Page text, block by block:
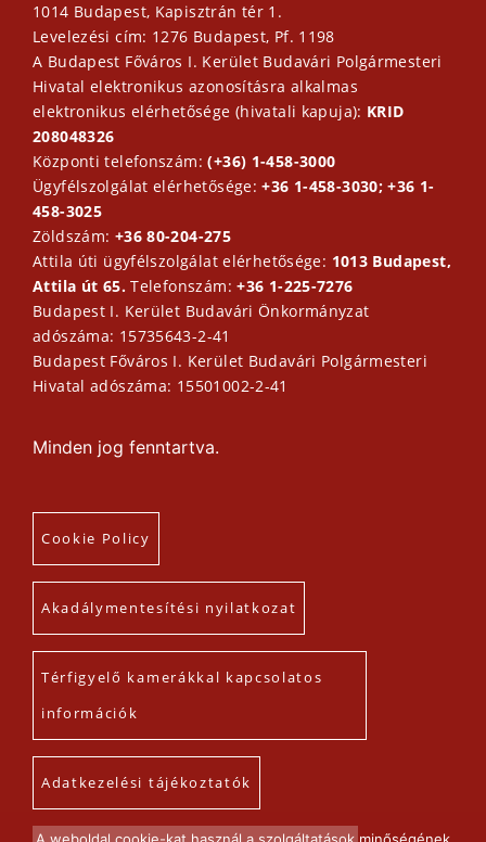
1014 Budapest, Kapisztrán tér 1.
Levelezési cím: 1276 Budapest, Pf. 1198
A Budapest Főváros I. Kerület Budavári Polgármesteri
Hivatal elektronikus azonosításra alkalmas
elektronikus elérhetősége (hivatali kapuja): KRID
208048326
Központi telefonszám:(+36) 1-458-3000
Ügyfélszolgálat elérhetősége:+36 1-458-3030; +36 1-
458-3025
Zöldszám: +36 80-204-275
Attila úti ügyfélszolgálat elérhetősége: 1013 Budapest,
Attila út 65.Telefonszám:+36 1-225-7276
Budapest I. Kerület Budavári Önkormányzat
adószáma: 15735643-2-41
Budapest Főváros I. Kerület Budavári Polgármesteri
Hivatal adószáma: 15501002-2-41
Minden jog fenntartva.
Cookie Policy
Akadálymentesítési nyilatkozat
Térfigyelő kamerákkal kapcsolatos
információk
Adatkezelési tájékoztatók